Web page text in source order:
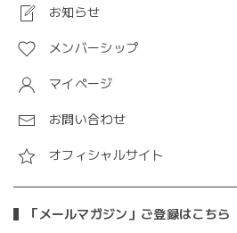
お知らせ
メンバーシップ
マイページ
お問い合わせ
オフィシャルサイト
「メールマガジン」ご登録はこちら